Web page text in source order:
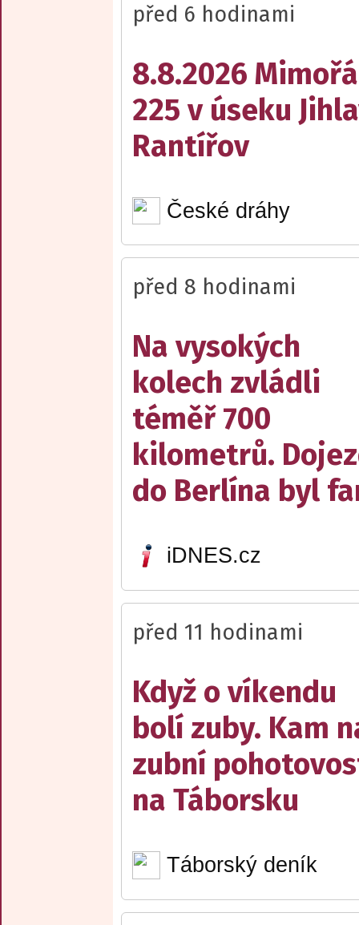
před 6 hodinami
8.8.2026
225 v úseku
Rantířov
České dráhy
před 8 hodinami
Na vysokých
kolech zvládli
téměř 700
kilometrů.
do Berlína byl
iDNES.cz
před 11 hodinami
Když o víkendu
bolí zuby. Kam
zubní
na Táborsku
Táborský deník